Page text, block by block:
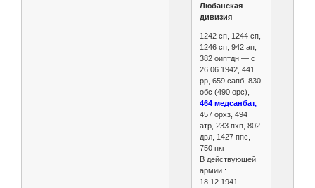
Любанская
дивизия
1242 сп, 1244 сп,
1246 сп, 942 ап,
382 оиптдн — с
26.06.1942, 441
рр, 659 сапб, 830
обс (490 орс),
464 медсанбат,
457 орхз, 494
атр, 233 пхп, 802
двл, 1427 ппс,
750 пкг
В действующей
армии :
18.12.1941-